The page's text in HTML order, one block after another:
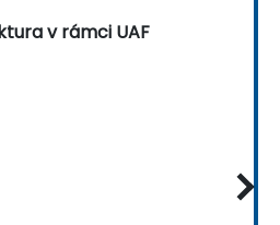
v rámci UAF